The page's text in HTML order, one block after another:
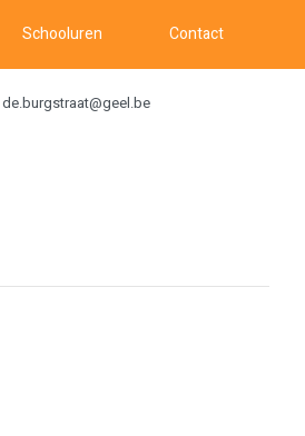
Schooluren Contact
de.burgstraat@geel.be